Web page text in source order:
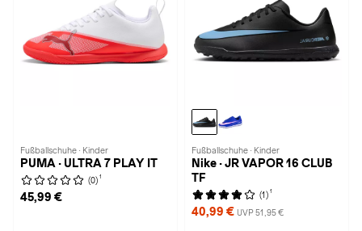
Fußballschuhe · Kinder
PUMA · ULTRA 7 PLAY IT
(0) 1
45,99 €
Fußballschuhe · Kinder
Nike · JR VAPOR 16 CLUB
TF
(1) 1
40,99 € UVP 51,95 €